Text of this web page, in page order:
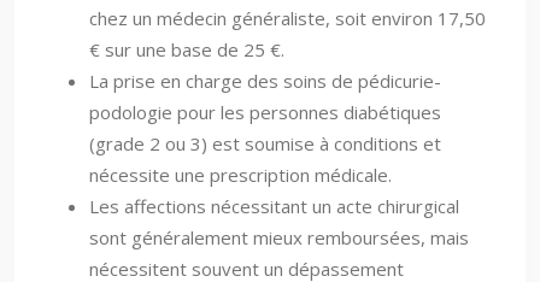
chez un médecin généraliste, soit environ 17,50
€ sur une base de 25 €.
La prise en charge des soins de pédicurie-
podologie pour les personnes diabétiques
(grade 2 ou 3) est soumise à conditions et
nécessite une prescription médicale.
Les affections nécessitant un acte chirurgical
sont généralement mieux remboursées, mais
nécessitent souvent un dépassement